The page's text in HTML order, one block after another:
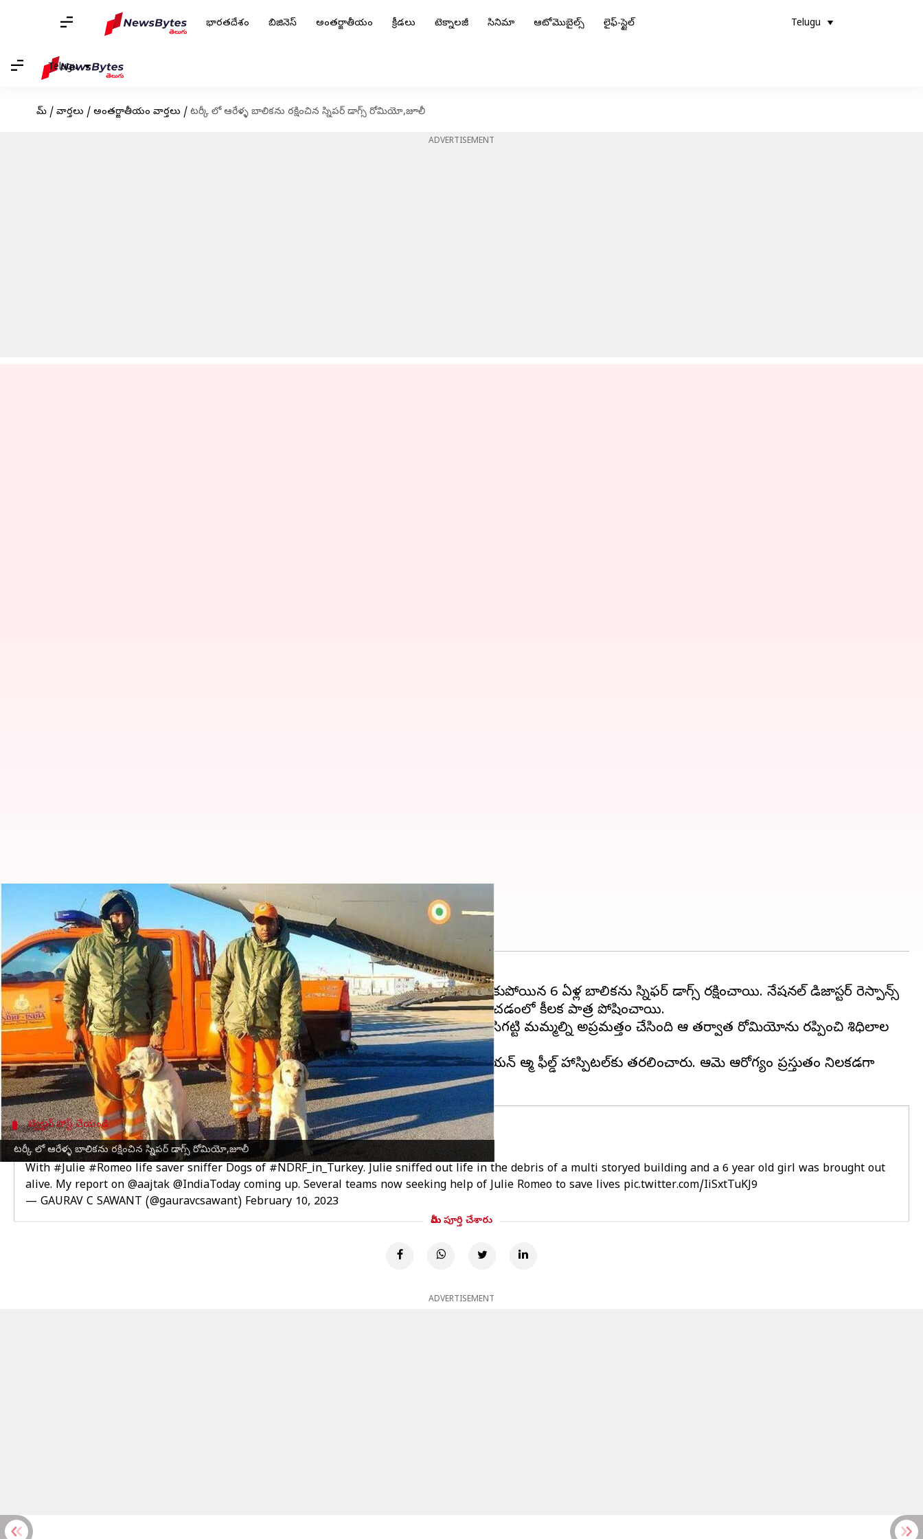
భారతదేశం బిజినెస్ అంతర్జాతీయం క్రీడలు టెక్నాలజీ సినిమా ఆటోమొబైల్స్ లైఫ్-స్టైల్ Telugu
Telugu
హోమ్ / వార్తలు / అంతర్జాతీయం వార్తలు / టర్కీ లో ఆరేళ్ళ బాలికను రక్షించిన స్నిపర్ డాగ్స్ రోమియో,జూలీ
ADVERTISEMENT
టర్కీ లో ఆరేళ్ళ బాలికను రక్షించిన స్నిపర్ డాగ్స్ రోమియో,జూలీ
టర్కీ లో ఆరేళ్ళ బాలికను రక్షించిన స్నిపర్ డాగ్స్ రోమియో,జూలీ
Nishkala Sathivada Feb 10, 2023 07:49 pm
ఈ వార్తాకథనం ఏంటి
టర్కీలో వరుసగా సంభవించిన భూకంపాల తర్వాత మూడు రోజులపాటు శిథిలాల కింద కూరుకుపోయిన 6 ఏళ్ల బాలికను స్నిఫర్ డాగ్స్ రక్షించాయి. నేషనల్ డిజాస్టర్ రెస్పాన్స్
ఫోర్స్ డాగ్ స్క్వాడ్‌లో భాగమైన రోమియో, జూలీ, శిథిలాల కింద 6 ఏళ్ల నస్రీన్ ఆచూకీని గుర్తించడంలో కీలక పాత్ర పోషించాయి.
రోమియో, జూలీ హ్యాండ్లర్ కమాండర్ గుర్మీందర్ సింగ్‌ మాట్లాడుతూ జూలీ నస్రీన్‌ను మొదట పసిగట్టి మమ్మల్ని అప్రమత్తం చేసింది ఆ తర్వాత రోమియోను రప్పించి శిధిలాల
క్రింద ఉన్న ఆమెను రక్షించామని చెప్పారు.
నస్రీన్‌ను మిలిటరీ ఛాపర్ ద్వారావిమానంఎక్కించారు. చికిత్స కోసం టర్కీయేస్ హటేలోని ఇండియన్ ఆర్మీ ఫీల్డ్ హాస్పిటల్‌కు తరలించారు. ఆమె ఆరోగ్యం ప్రస్తుతం నిలకడగా
ట్విట్టర్ పోస్ట్ చేయండి
జూలీ, రోమియో గురించి గౌరవ్ సావంత్ చేసిన ట్వీట్
With #Julie #Romeo life saver sniffer Dogs of #NDRF_in_Turkey. Julie sniffed out life in the debris of a multi storyed building and a 6 year old girl was brought out
alive. My report on @aajtak @IndiaToday coming up. Several teams now seeking help of Julie Romeo to save lives pic.twitter.com/IiSxtTuKJ9
— GAURAV C SAWANT (@gauravcsawant) February 10, 2023
మీరు పూర్తి చేశారు
ADVERTISEMENT